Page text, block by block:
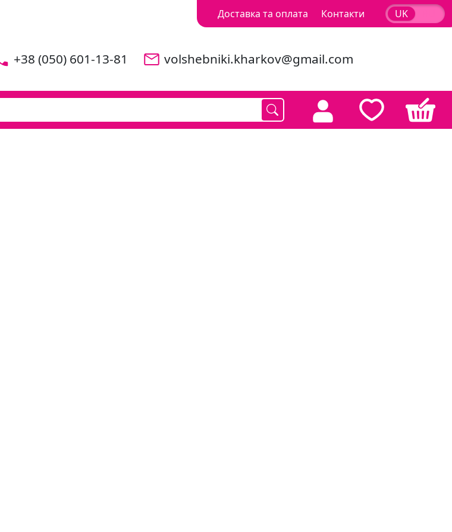
Доставка та оплата Контакти UK
+38 (050) 601-13-81 volshebniki.kharkov@gmail.com